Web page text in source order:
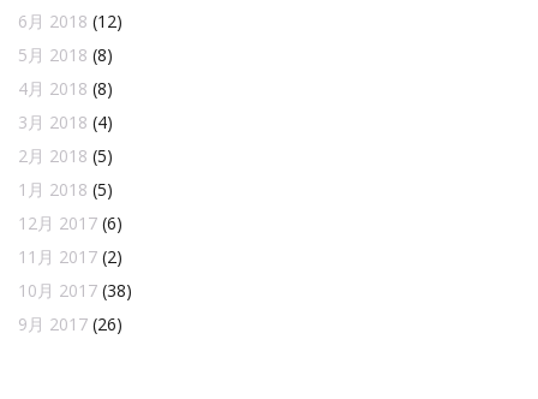
6月 2018 (12)
5月 2018 (8)
4月 2018 (8)
3月 2018 (4)
2月 2018 (5)
1月 2018 (5)
12月 2017 (6)
11月 2017 (2)
10月 2017 (38)
9月 2017 (26)